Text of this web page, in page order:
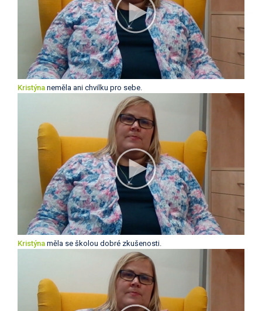
Kristýna neměla ani chvilku pro sebe.
Kristýna měla se školou dobré zkušenosti.